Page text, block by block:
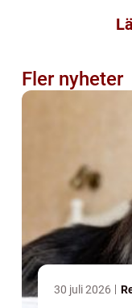
Fler nyheter
30 juli 2026